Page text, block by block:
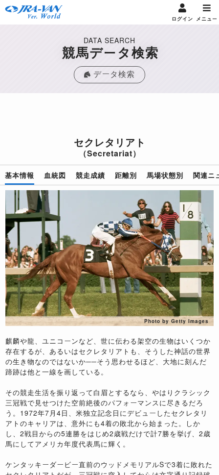
ログイン メニュー
DATA SEARCH
競馬データ検索
データ検索
セクレタリアト
（Secretariat）
基本情報 血統図 競走成績 距離別 馬場状態別 関連ニ
Photo by Getty Images
麒麟や龍、ユニコーンなど、世に伝わる架空の生物はいくつか
存在するが、あるいはセクレタリアトも、そうした神話の世界
の生き物なのではないか──そう思わせるほど、大地に刻んだ
蹄跡は他と一線を画している。
その競走生活を振り返って白眉とするなら、やはりクラシック
三冠戦で見せつけた空前絶後のパフォーマンスに尽きるだろ
う。1972年7月4日、米独立記念日にデビューしたセクレタリ
アトのキャリアは、意外にも4着の敗北から始まった。しか
し、2戦目からの5連勝をはじめ2歳戦だけで計7勝を挙げ、2歳
馬にしてアメリカ年度代表馬に輝く。
ケンタッキーダービー直前のウッドメモリアルSで3着に敗れた